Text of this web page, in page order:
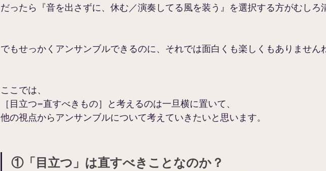
だったら『音を出さずに、休む／演奏してる風を装う』を選択する方がむしろ
でもせっかくアンサンブルできるのに、それでは面白くも楽しくもありません
ここでは、
［目立つ=直すべきもの］と考えるのは一旦横に置いて、
他の視点からアンサンブルについて考えていきたいと思います。
①「目立つ」は直すべきことなのか？